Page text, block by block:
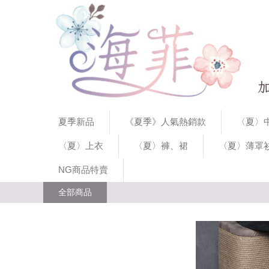
夏季新品 《夏季》人氣熱銷款 〈夏
〈夏〉上衣 〈夏〉褲、裙 〈夏〉薄罩
NG商品特賣
全部商品